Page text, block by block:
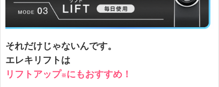
それだけじゃないんです。
エレキリフトは
リフトアップ※ にもおすすめ！